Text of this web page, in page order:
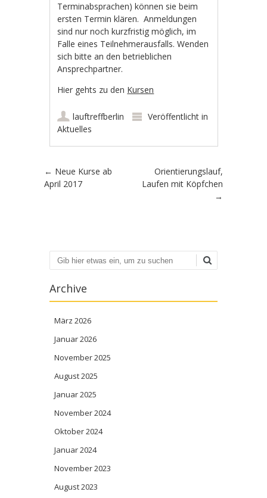
Terminabsprachen) können sie beim
ersten Termin klären. Anmeldungen
sind nur noch kurzfristig möglich, im
Falle eines Teilnehmerausfalls. Wenden
sich bitte an den betrieblichen
Ansprechpartner.
Hier gehts zu den Kursen
lauftreffberlin
Veröffentlicht in
Aktuelles
Artikel-Navigation
← Neue Kurse ab
April 2017
Orientierungslauf,
Laufen mit Köpfchen
→
Suchen
Archive
März 2026
Januar 2026
November 2025
August 2025
Januar 2025
November 2024
Oktober 2024
Januar 2024
November 2023
August 2023